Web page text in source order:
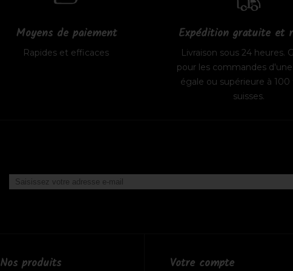
Moyens de paiement
Rapides et efficaces
Expédition gratuite et
Livraison sous 24 heures.
pour les commandes
égale ou supérieure à 100
suisses.
Nos produits Votre compte